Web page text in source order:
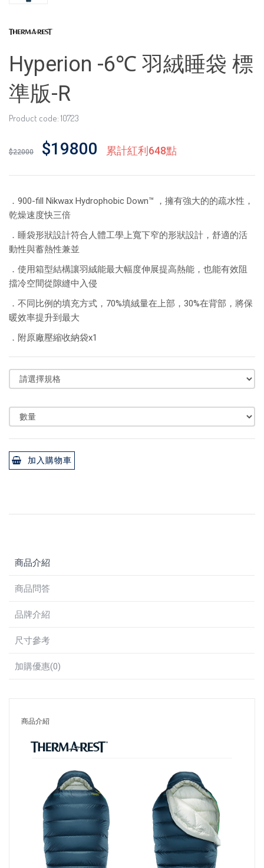
Hyperion -6℃ 羽絨睡袋 標
準版-R
Product code: 10723
$22000 $19800 累計紅利648點
．900-fill Nikwax Hydrophobic Down™ ，擁有強大的的疏水性，
乾燥速度快三倍
．睡袋形狀設計符合人體工學上寬下窄的形狀設計，舒適的活
動性與蓄熱性兼並
．使用箱型結構讓羽絨能最大幅度伸展提高熱能，也能有效阻
擋冷空間從隙縫中入侵
．不同比例的填充方式，70%填絨量在上部，30%在背部，將保
暖效率提升到最大
．附原廠壓縮收納袋x1
加入購物車
商品介紹
商品問答
品牌介紹
尺寸參考
加購優惠(0)
商品介紹